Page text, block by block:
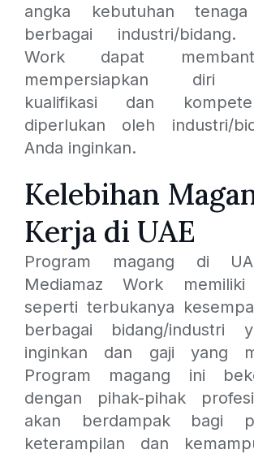
angka kebutuhan
berbagai industri/bidang.
Work dapat
mempersiapkan diri
kualifikasi dan
diperlukan oleh industri/
Anda inginkan.
Kelebihan
Kerja di UAE
Program magang di
Mediamaz Work memiliki
seperti terbukanya
berbagai bidang/industri
inginkan dan gaji yang
Program magang ini
dengan pihak-pihak
akan berdampak bagi
keterampilan dan